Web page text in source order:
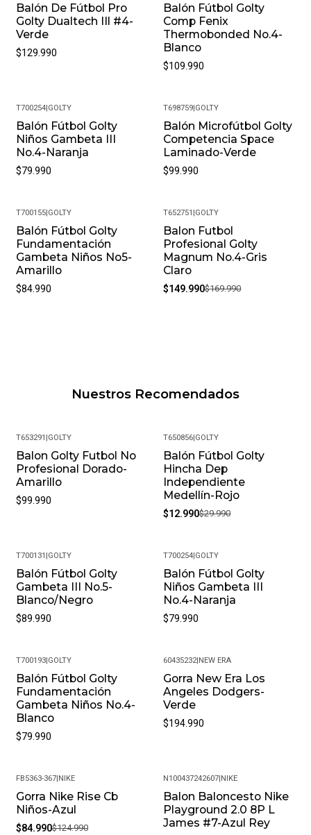
Balón De Fútbol Pro
Golty Dualtech IIl #4-
Verde
$129.990
Balón Fútbol Golty
Comp Fenix
Thermobonded No.4-
Blanco
$109.990
T700254|GOLTY
Balón Fútbol Golty
Niños Gambeta III
No.4-Naranja
$79.990
T698759|GOLTY
Balón Microfútbol Golty
Competencia Space
Laminado-Verde
$99.990
T700155|GOLTY
Balón Fútbol Golty
Fundamentación
Gambeta Niños No5-
Amarillo
$84.990
-12%
T652751 |GOLTY
Balon Futbol
Profesional Golty
Magnum No.4-Gris
Claro
$149.990$169.990
Nuestros Recomendados
T653291 GOLTY
Balon Golty Futbol No
Profesional Dorado-
Amarillo
$99.990
-57%
T650856 GOLTY
Balón Fútbol Golty
Hincha Dep
Independiente
Medellín-Rojo
$12.990$29.990
T700131 GOLTY
Balón Fútbol Golty
Gambeta III No.5-
Blanco/Negro
$89.990
T700254 GOLTY
Balón Fútbol Golty
Niños Gambeta III
No.4-Naranja
$79.990
T700193|GOLTY
Balón Fútbol Golty
Fundamentación
Gambeta Niños No.4-
Blanco
$79.990
60435232|NEW ERA
Gorra New Era Los
Angeles Dodgers-
Verde
$194.990
-32%
FB5363-367|NIKE
Gorra Nike Rise Cb
Niños-Azul
$84.990$124.990
-38%
N100437242607|NIKE
Balon Baloncesto Nike
Playground 2.0 8P L
James #7-Azul Rey